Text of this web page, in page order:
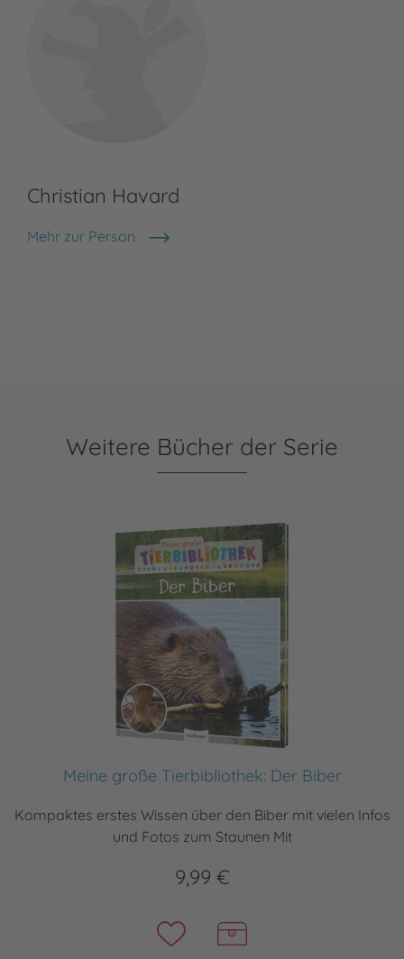
Christian Havard
Mehr zur Person
Christian Havard
Weitere Bücher der Serie
Meine große Tierbibliothek: Der Biber
Kompaktes erstes Wissen über den Biber mit vielen Infos
und Fotos zum Staunen Mit
9,99 €